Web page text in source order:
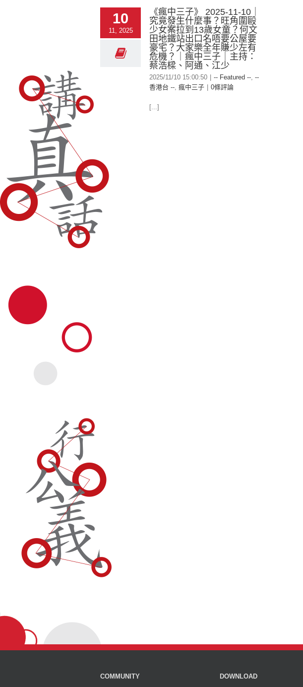
10
11, 2025
《瘋中三子》 2025-11-10｜
究竟發生什麼事？旺角圍毆
少女案拉到13歲女童？何文
田地鐵站出口名唔要公屋要
豪宅？大家樂全年賺少左有
危機？｜瘋中三子｜主持：
蔡浩樑、阿通、江少
2025/11/10 15:00:50 -- Featured --, --
香港台 --, 瘋中三子 0條評論
[...]
COMMUNITY DOWNLOAD